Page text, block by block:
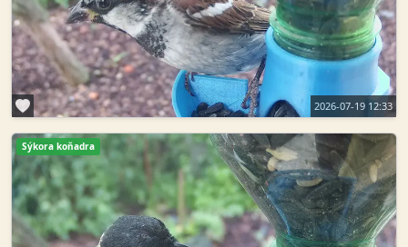
2026-07-19 12:33
Sýkora koňadra